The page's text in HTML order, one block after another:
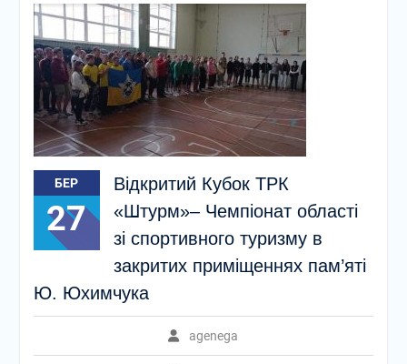
БЕР
27
Відкритий Кубок ТРК
«Штурм»– Чемпіонат області
зі спортивного туризму в
закритих приміщеннях пам’яті
Ю. Юхимчука
agenega